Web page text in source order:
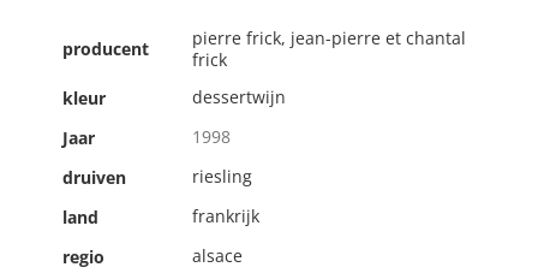
producent
pierre frick, jean-pierre et chantal
frick
kleur
dessertwijn
Jaar
1998
druiven
riesling
land
frankrijk
regio
alsace